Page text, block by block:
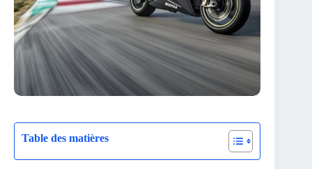
Table des matières